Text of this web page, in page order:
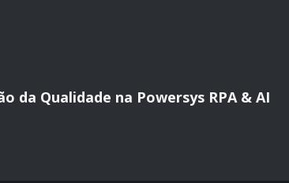
da Qualidade na Powersys RPA & AI